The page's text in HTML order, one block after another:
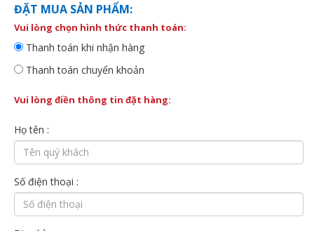
ĐẶT MUA SẢN PHẨM:
Vui lòng chọn hình thức thanh toán:
Thanh toán khi nhận hàng
Thanh toán chuyển khoản
Vui lòng điền thông tin đặt hàng:
Họ tên :
Số điện thoại :